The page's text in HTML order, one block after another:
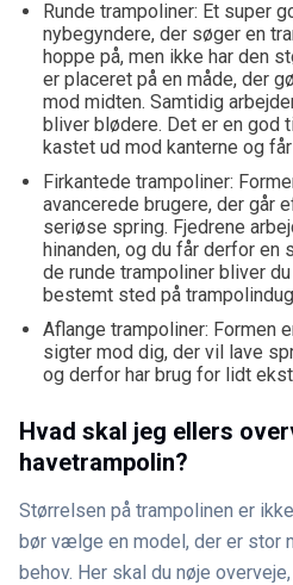
Runde trampoliner: Et super
nybegyndere, der søger en
hoppe på, men ikke har den
er placeret på en måde, der
mod midten. Samtidig
bliver blødere. Det er en god
kastet ud mod kanterne og
Firkantede trampoliner:
avancerede brugere, der går
seriøse spring. Fjedrene
hinanden, og du får derfor
de runde trampoliner bliver
bestemt sted på
Aflange trampoliner: Formen
sigter mod dig, der vil lave
og derfor har brug for lidt
Hvad skal jeg ellers
havetrampolin?
Størrelsen på trampolinen er
bør vælge en model, der er stor
behov. Her skal du nøje